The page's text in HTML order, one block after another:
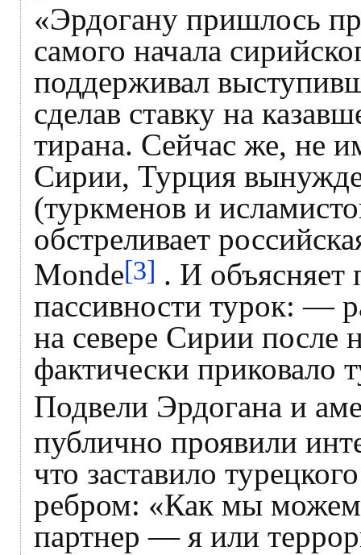
«Эрдогану пришлось
самого начала
поддерживал
сделав ставку на
тирана. Сейчас же, не
Сирии, Турция
(туркменов и
обстреливает
Monde[3] . И
пассивности турок: —
на севере Сирии после
фактически приковало
Подвели Эрдогана и
публично проявили
что заставило
ребром: «Как мы можем
партнер — я или